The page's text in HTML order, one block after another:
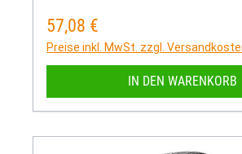
Regulärer Preis:
57,08 €
Preise inkl. MwSt. zzgl.
IN DEN WARENKORB